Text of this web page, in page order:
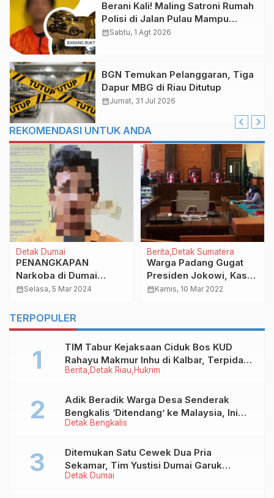
Berani Kali! Maling Satroni Rumah
Polisi di Jalan Pulau Mampu
Dumai
calendar_monthSabtu, 1 Agt 2026
BGN Temukan Pelanggaran, Tiga
Dapur MBG di Riau Ditutup
calendar_monthJumat, 31 Jul 2026
REKOMENDASI UNTUK ANDA
Detak Dumai
PENANGKAPAN
Narkoba di Dumai
Terbaru : Polisi Bekuk
Makmur
calendar_monthSelasa, 5 Mar 2024
Berita Detak Sumatera
Warga Padang Gugat
Presiden Jokowi, Kasus
Utang Negara Tahun
calendar_monthKamis, 10 Mar 2022
TERPOPULER
Berita Detak Riau Hukrim
TIM Tabur Kejaksaan Ciduk Bos KUD
Rahayu Makmur Inhu di Kalbar, Terpidana
Kredit Fiktif Rp2,8 M
Detak Bengkalis
Adik Beradik Warga Desa Senderak
Bengkalis ‘Ditendang’ ke Malaysia, Ini
Sebabnya!
Detak Dumai
Ditemukan Satu Cewek Dua Pria
Sekamar, Tim Yustisi Dumai Garuk
Puluhan Pasangan Mesum